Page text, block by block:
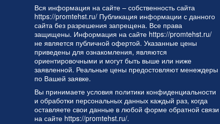
Вся информация на сайте – собственность сайта
https://promtehst.ru/ Публикация информации с данного
сайта без разрешения запрещена. Все права
защищены. Информация на сайте https://promtehst.ru/
не является публичной офертой. Указанные цены
приведены для ознакомления, являются
ориентировочными и могут быть выше или ниже
заявленной. Реальные цены предостовляют менеждеры
по Вашей заявке.
Вы принимаете условия политики конфиденциальности
и обработки персональных данных каждый раз, когда
оставляете свои данные в любой форме обратной связи
на сайте https://promtehst.ru/.